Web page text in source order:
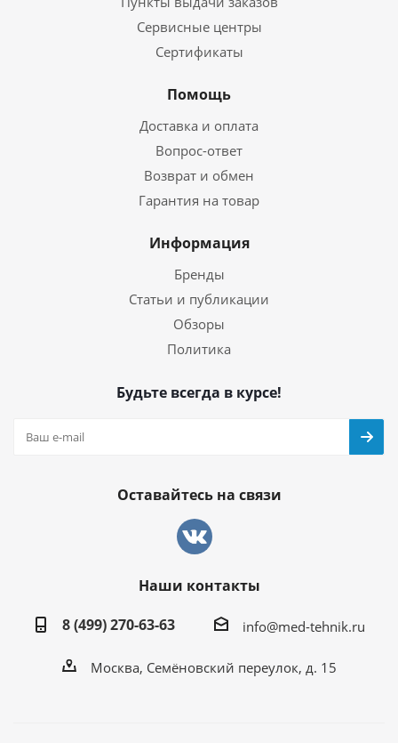
Сервисные центры
Сертификаты
Помощь
Доставка и оплата
Вопрос-ответ
Возврат и обмен
Гарантия на товар
Информация
Бренды
Статьи и публикации
Обзоры
Политика
Будьте всегда в курсе!
Оставайтесь на связи
Наши контакты
8 (499) 270-63-63
info@med-tehnik.ru
Москва, Семёновский переулок, д. 15